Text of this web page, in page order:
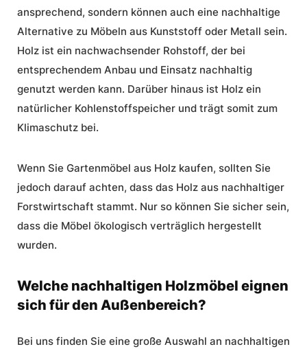
ansprechend, sondern können auch eine nachhaltige
Alternative zu Möbeln aus Kunststoff oder Metall sein.
Holz ist ein nachwachsender Rohstoff, der bei
entsprechendem Anbau und Einsatz nachhaltig
genutzt werden kann. Darüber hinaus ist Holz ein
natürlicher Kohlenstoffspeicher und trägt somit zum
Klimaschutz bei.
Wenn Sie Gartenmöbel aus Holz kaufen, sollten Sie
jedoch darauf achten, dass das Holz aus nachhaltiger
Forstwirtschaft stammt. Nur so können Sie sicher sein,
dass die Möbel ökologisch verträglich hergestellt
wurden.
Welche nachhaltigen Holzmöbel eignen
sich für den Außenbereich?
Bei uns finden Sie eine große Auswahl an nachhaltigen